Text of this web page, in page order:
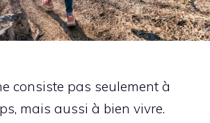
consiste pas seulement à
mais aussi à bien vivre.